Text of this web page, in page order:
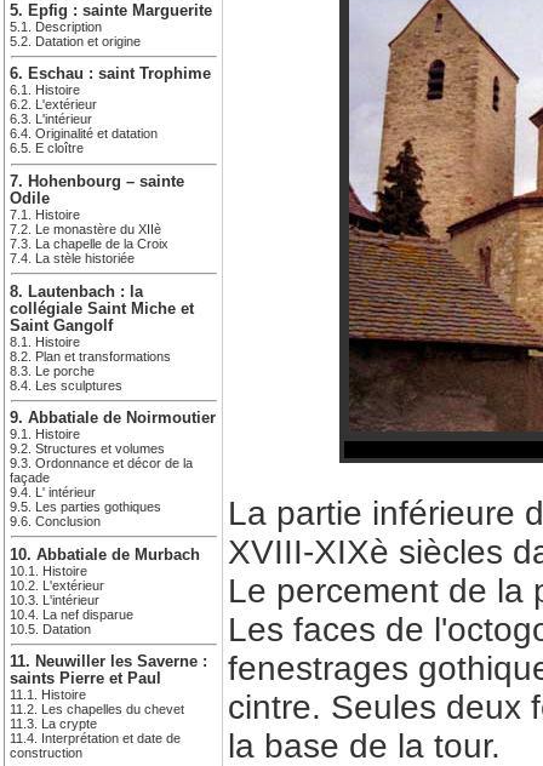
5. Epfig : sainte Marguerite
5.1. Description
5.2. Datation et origine
6. Eschau : saint Trophime
6.1. Histoire
6.2. L'extérieur
6.3. L'intérieur
6.4. Originalité et datation
6.5. E cloître
7. Hohenbourg – sainte
Odile
7.1. Histoire
7.2. Le monastère du XIIè
7.3. La chapelle de la Croix
7.4. La stèle historiée
8. Lautenbach : la
collégiale Saint Miche et
Saint Gangolf
8.1. Histoire
8.2. Plan et transformations
8.3. Le porche
8.4. Les sculptures
9. Abbatiale de Noirmoutier
9.1. Histoire
9.2. Structures et volumes
9.3. Ordonnance et décor de la
façade
9.4. L' intérieur
9.5. Les parties gothiques
9.6. Conclusion
10. Abbatiale de Murbach
10.1. Histoire
10.2. L'extérieur
10.3. L'intérieur
10.4. La nef disparue
10.5. Datation
11. Neuwiller les Saverne :
saints Pierre et Paul
11.1. Histoire
11.2. Les chapelles du chevet
11.3. La crypte
11.4. Interprétation et date de
construction
La partie inférieure
XVIII-XIXè siècles
Le percement de la
Les faces de
fenestrages
cintre. Seules deux
la base de la tour.